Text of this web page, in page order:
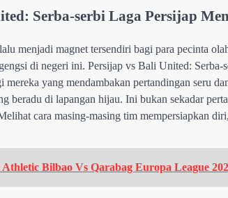
Serba-serbi Laga Persijap
menjadi magnet tersendiri bagi para pecinta
di negeri ini. Persijap vs Bali United:
mereka yang mendambakan pertandingan seru
beradu di lapangan hijau. Ini bukan sekadar
cara masing-masing tim mempersiapkan
Bilbao Vs Qarabag Europa League